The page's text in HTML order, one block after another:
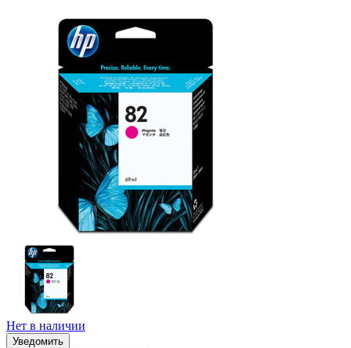
Нет в наличии
Уведомить